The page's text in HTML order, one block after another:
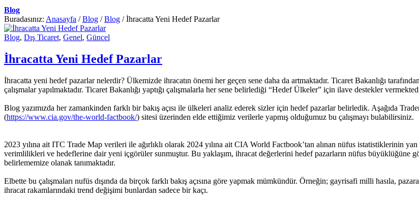
Blog
Buradasınız: Anasayfa / Blog / Blog / İhracatta Yeni Hedef Pazarlar
Blog, Dış Ticaret, Genel, Güncel
İhracatta Yeni Hedef Pazarlar
İhracatta yeni hedef pazarlar nelerdir? Ülkemizde ihracatın önemi her geçen sene daha da artmaktadır. Ticaret Bakanlığı
çalışmalar yapılmaktadır. Ticaret Bakanlığı yaptığı çalışmalarla her sene belirlediği “Hedef Ülkeler” için ilave destekler
Blog yazımızda her zamankinden farklı bir bakış açısı ile ülkeleri analiz ederek sizler için hedef pazarlar belirledik. Aşağıda
(https://www.cia.gov/the-world-factbook/) sitesi üzerinden elde ettiğimiz verilerle yapmış olduğumuz bu çalışmayı bulabilirsiniz.
2023 yılına ait ITC Trade Map verileri ile ağırlıklı olarak 2024 yılına ait CIA World Factbook’tan alınan nüfus istatistiklerinin
verimlilikleri ve hedeflerine dair yeni içgörüler sunmuştur. Bu yaklaşım, ihracat değerlerini hedef pazarların nüfus büyüklüğüne
belirlememize olanak tanımaktadır.
Elbette bu çalışmaları nufüs dışında da birçok farklı bakış açısına göre yapmak mümkündür. Örneğin; gayrisafi milli hasıla,
ihracat rakamlarındaki trend değişimi bunlardan sadece bir kaçı.